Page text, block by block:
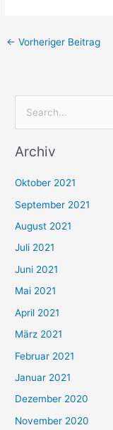
← Vorheriger Beitrag
c
n
n
a
c
h
:
Archiv
Oktober 2021
September 2021
August 2021
Juli 2021
Juni 2021
Mai 2021
April 2021
März 2021
Februar 2021
Januar 2021
Dezember 2020
November 2020